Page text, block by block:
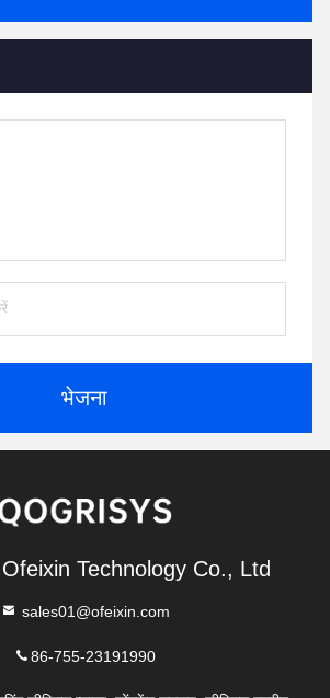
भेजना
Technology Co., Ltd
sales01@ofeixin.com
86-755-23191990